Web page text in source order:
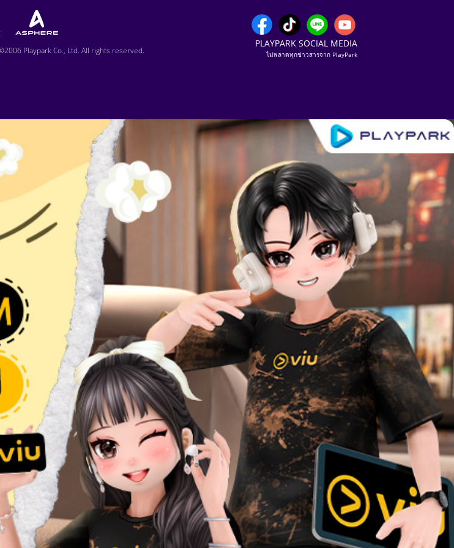
PLAYPARK SOCIAL MEDIA
ไม่พลาดทุกข่าวสารจาก PlayPark
Playpark Co., Ltd. All rights reserved.